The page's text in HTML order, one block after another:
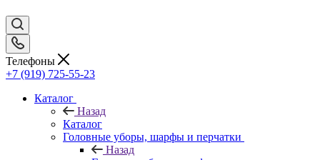
Телефоны
+7 (919) 725-55-23
Каталог
Назад
Каталог
Головные уборы, шарфы и перчатки
Назад